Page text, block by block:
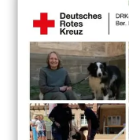
antreffen. ⛑️🐕 Wir
und bekannte
Spende in unser Kässchen.
die Möglichkeit,
– den QR-Code
den Spendendosen. Wir freuen uns auf alle Besucher
wünschen eine